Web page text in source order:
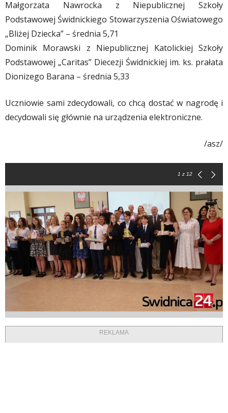
Małgorzata Nawrocka z Niepublicznej Szkoły
Podstawowej Świdnickiego Stowarzyszenia Oświatowego
„Bliżej Dziecka” – średnia 5,71
Dominik Morawski z Niepublicznej Katolickiej Szkoły
Podstawowej „Caritas” Diecezji Świdnickiej im. ks. prałata
Dionizego Barana – średnia 5,33
Uczniowie sami zdecydowali, co chcą dostać w nagrodę i
decydowali się głównie na urządzenia elektroniczne.
/asz/
1 z 12
REKLAMA